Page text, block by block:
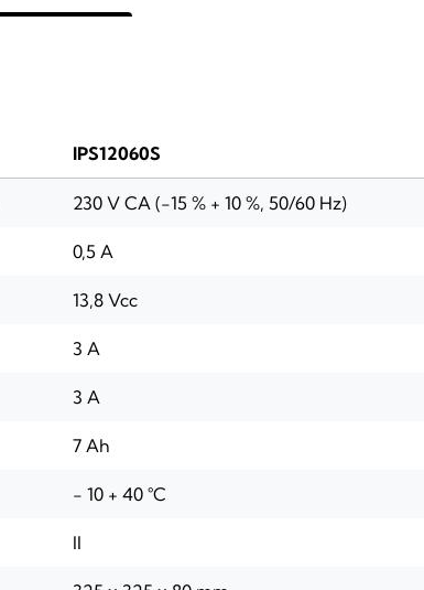
IPS12060S
230 V CA (-15 % + 10 %, 50/60 Hz)
0,5 A
13,8 Vcc
3 A
3 A
7 Ah
- 10 + 40 °C
II